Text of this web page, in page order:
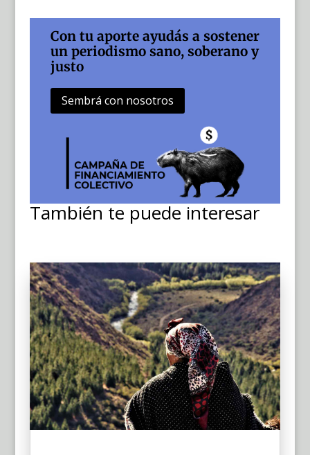
Con tu aporte ayudás a sostener
un periodismo sano, soberano y
justo
Sembrá con nosotros
También te puede interesar